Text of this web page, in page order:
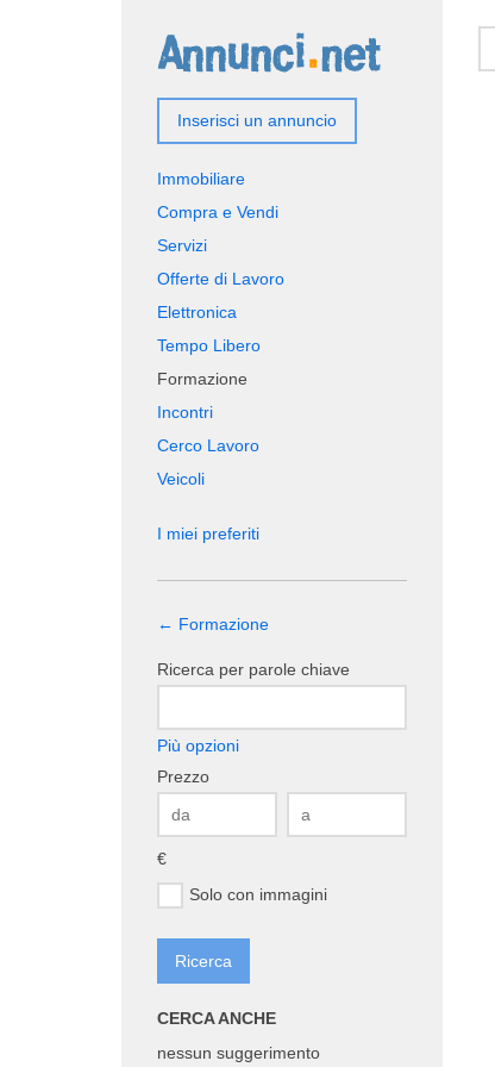
Inserisci un annuncio
Immobiliare
Compra e Vendi
Servizi
Offerte di Lavoro
Elettronica
Tempo Libero
Formazione
Incontri
Cerco Lavoro
Veicoli
I miei preferiti
← Formazione
Ricerca per parole chiave
Più opzioni
Prezzo
€
Solo con immagini
CERCA ANCHE
nessun suggerimento